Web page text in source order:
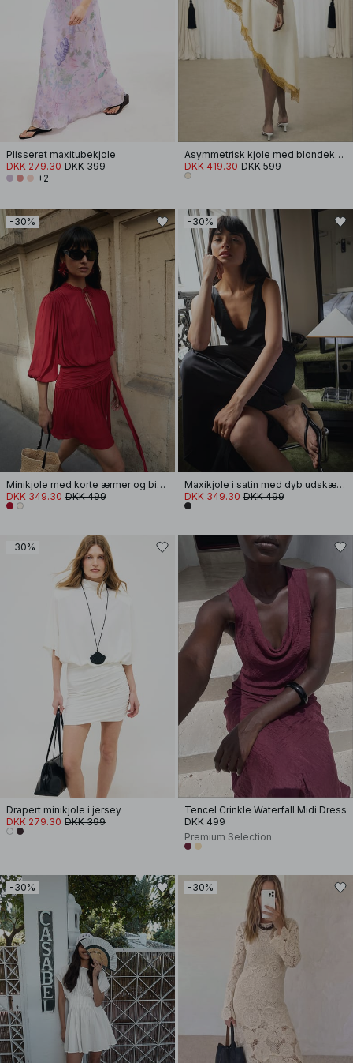
Plisseret maxitubekjole
DKK 279.30 DKK 399
+2
Asymmetrisk kjole med blondekant
DKK 419.30 DKK 599
-30%
Minikjole med korte ærmer og bindebånd i taljen
DKK 349.30 DKK 499
-30%
Maxikjole i satin med dyb udskæring
DKK 349.30 DKK 499
-30%
Drapert minikjole i jersey
DKK 279.30 DKK 399
Tencel Crinkle Waterfall Midi Dress
DKK 499
Premium Selection
-30% -30%